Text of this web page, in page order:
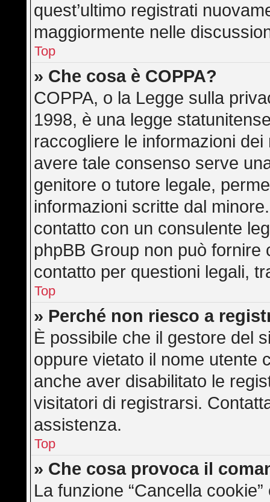
quest’ultimo registrati
maggiormente nelle
Top
» Che cosa è COPPA?
COPPA, o la Legge sulla
1998, è una legge
raccogliere le informazioni
avere tale consenso serve
genitore o tutore legale,
informazioni scritte dal
contatto con un consulente
phpBB Group non può fornire
contatto per questioni legali,
Top
» Perché non riesco a
È possibile che il gestore del
oppure vietato il nome utente
anche aver disabilitato le
visitatori di registrarsi.
assistenza.
Top
» Che cosa provoca il
La funzione “Cancella